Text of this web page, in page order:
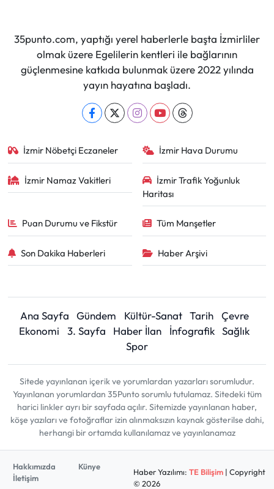
35punto.com, yaptığı yerel haberlerle başta İzmirliler
olmak üzere Egelilerin kentleri ile bağlarının
güçlenmesine katkıda bulunmak üzere 2022 yılında
yayın hayatına başladı.
İzmir Nöbetçi Eczaneler İzmir Hava Durumu
İzmir Namaz Vakitleri
İzmir Trafik Yoğunluk
Haritası
Puan Durumu ve Fikstür Tüm Manşetler
Son Dakika Haberleri Haber Arşivi
Ana Sayfa Gündem Kültür-Sanat Tarih
Çevre
Ekonomi
3. Sayfa Haber İlan İnfografik Sağlık
Spor
Sitede yayınlanan içerik ve yorumlardan yazarları sorumludur.
Yayınlanan yorumlardan 35Punto sorumlu tutulamaz. Sitedeki tüm
harici linkler ayrı bir sayfada açılır. Sitemizde yayınlanan haber,
köşe yazıları ve fotoğraflar izin alınmaksızın kaynak gösterilse dahi,
herhangi bir ortamda kullanılamaz ve yayınlanamaz
Hakkımızda
Künye
İletişim
Haber Yazılımı: TE Bilişim| Copyright
© 2026